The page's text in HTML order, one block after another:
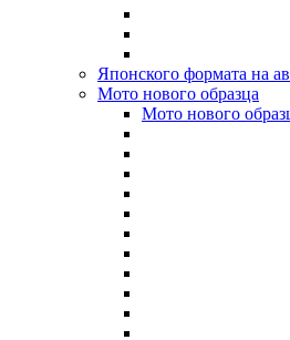
Японского формата на
Мото нового образца
Мото нового